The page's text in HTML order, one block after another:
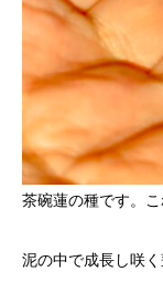
茶碗蓮の種です。こ
泥の中で成長し咲